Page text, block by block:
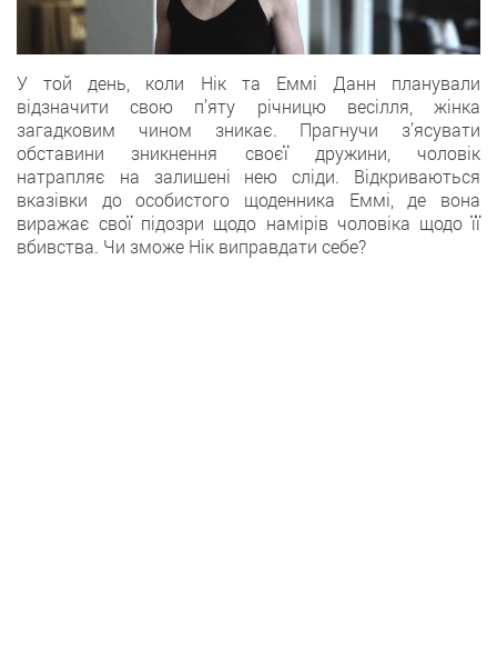
У той день, коли Нік та Еммі Данн планували
відзначити свою п’яту річницю весілля, жінка
загадковим чином зникає. Прагнучи з’ясувати
обставини зникнення своєї дружини, чоловік
натрапляє на залишені нею сліди. Відкриваються
вказівки до особистого щоденника Еммі, де вона
виражає свої підозри щодо намірів чоловіка щодо її
вбивства. Чи зможе Нік виправдати себе?